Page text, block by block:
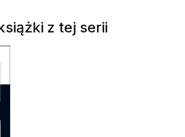
z tej serii